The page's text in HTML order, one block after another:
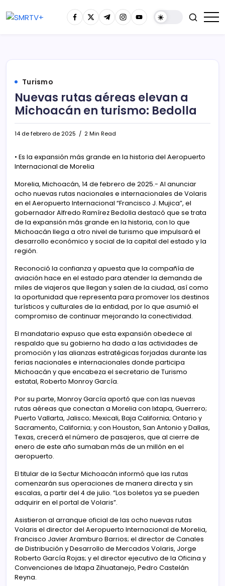
Turismo
Nuevas rutas aéreas elevan a
Michoacán en turismo: Bedolla
14 de febrero de 2025 2 Min Read
• Es la expansión más grande en la historia del Aeropuerto
Internacional de Morelia
Morelia, Michoacán, 14 de febrero de 2025.- Al anunciar
ocho nuevas rutas nacionales e internacionales de Volaris
en el Aeropuerto Internacional “Francisco J. Mujica”, el
gobernador Alfredo Ramírez Bedolla destacó que se trata
de la expansión más grande en la historia, con lo que
Michoacán llega a otro nivel de turismo que impulsará el
desarrollo económico y social de la capital del estado y la
región.
Reconoció la confianza y apuesta que la compañía de
aviación hace en el estado para atender la demanda de
miles de viajeros que llegan y salen de la ciudad, así como
la oportunidad que representa para promover los destinos
turísticos y culturales de la entidad, por lo que asumió el
compromiso de continuar mejorando la conectividad.
El mandatario expuso que esta expansión obedece al
respaldo que su gobierno ha dado a las actividades de
promoción y las alianzas estratégicas forjadas durante las
ferias nacionales e internacionales donde participa
Michoacán y que encabeza el secretario de Turismo
estatal, Roberto Monroy García.
Por su parte, Monroy García aportó que con las nuevas
rutas aéreas que conectan a Morelia con Ixtapa, Guerrero;
Puerto Vallarta, Jalisco; Mexicali, Baja California; Ontario y
Sacramento, California; y con Houston, San Antonio y Dallas,
Texas, crecerá el número de pasajeros, que al cierre de
enero de este año sumaban más de un millón en el
aeropuerto.
El titular de la Sectur Michoacán informó que las rutas
comenzarán sus operaciones de manera directa y sin
escalas, a partir del 4 de julio. “Los boletos ya se pueden
adquirir en el portal de Volaris”.
Asistieron al arranque oficial de las ocho nuevas rutas
Volaris el director del Aeropuerto Internacional de Morelia,
Francisco Javier Aramburo Barrios; el director de Canales
de Distribución y Desarrollo de Mercados Volaris, Jorge
Roberto García Rojas; y el director ejecutivo de la Oficina y
Convenciones de Ixtapa Zihuatanejo, Pedro Castelán
Reyna.